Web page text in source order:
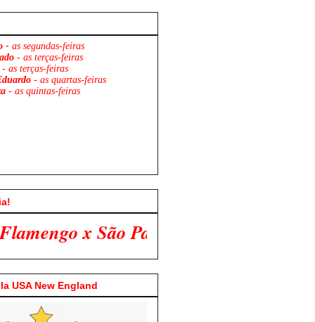
- as segundas-feiras
- as terças-feiras
- as terças-feiras
- as quartas-feiras
- as quintas-feiras
Venha Participar Conosco!
USA New England